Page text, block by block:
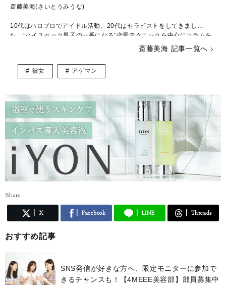
斎藤美海(さいとうみうな)
10代はハロプロでアイドル活動。20代はセラピストをしてきまし
た。“ハイスペック男子の一番になる”恋愛テクニックを中心にコラムを
【最新情報はツイッターで毎日発信】
ね！
http://17.media/share/profile/582cd59f-8a49-4b0a-5599-f905db652
7bd?lang=JP
【インスタ】https://www.instagram.com/miuna_saito/
【note】https://note.mu/miunasaito
斎藤美海 記事一覧へ
彼女 アゲマン
Share
X Facebook LINE Threads
おすすめ記事
SNS発信が好きな方へ、限定モニターに参加で
きるチャンスも！【4MEEE美容部】部員募集中